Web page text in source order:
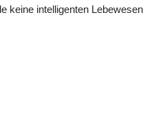
keine intelligenten Lebewesen